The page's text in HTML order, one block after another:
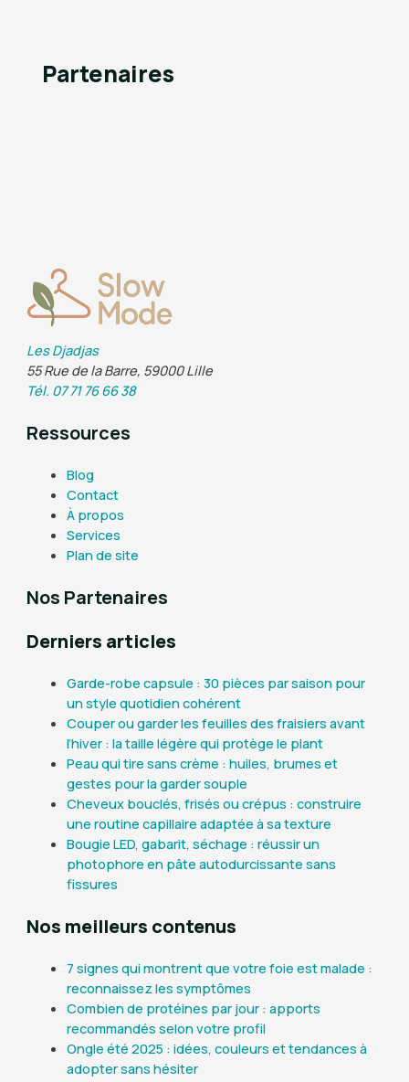
Partenaires
Les Djadjas
55 Rue de la Barre, 59000 Lille
Tél. 07 71 76 66 38
Ressources
Blog
Contact
À propos
Services
Plan de site
Nos Partenaires
Derniers articles
Garde-robe capsule : 30 pièces par saison pour
un style quotidien cohérent
Couper ou garder les feuilles des fraisiers avant
l’hiver : la taille légère qui protège le plant
Peau qui tire sans crème : huiles, brumes et
gestes pour la garder souple
Cheveux bouclés, frisés ou crépus : construire
une routine capillaire adaptée à sa texture
Bougie LED, gabarit, séchage : réussir un
photophore en pâte autodurcissante sans
fissures
Nos meilleurs contenus
7 signes qui montrent que votre foie est malade :
reconnaissez les symptômes
Combien de protéines par jour : apports
recommandés selon votre profil
Ongle été 2025 : idées, couleurs et tendances à
adopter sans hésiter